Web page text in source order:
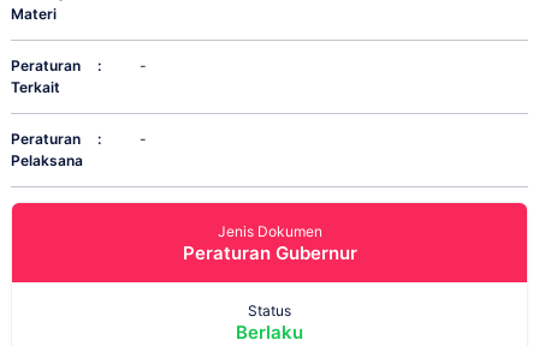
Materi
Peraturan
Terkait
: -
Peraturan
Pelaksana
: -
Jenis Dokumen
Peraturan Gubernur
Status
Berlaku